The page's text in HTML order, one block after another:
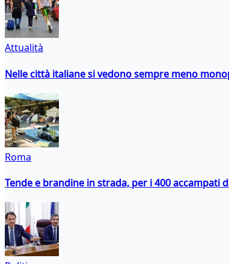
Attualità
Nelle città italiane si vedono sempre meno
Roma
Tende e brandine in strada, per i 400 accampati